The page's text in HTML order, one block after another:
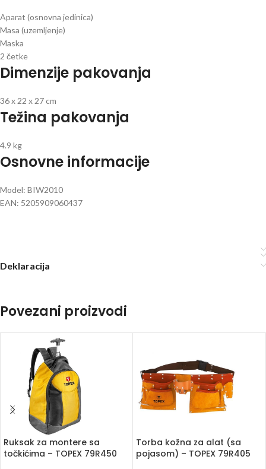
Aparat (osnovna jedinica)
Masa (uzemljenje)
Maska
2 četke
Dimenzije pakovanja
36 x 22 x 27 cm
Težina pakovanja
4.9 kg
Osnovne informacije
Model: BIW2010
EAN: 5205909060437
Deklaracija
Povezani proizvodi
Ruksak za montere sa
točkićima – TOPEX 79R450
Torba kožna za alat (sa
pojasom) – TOPEX 79R405